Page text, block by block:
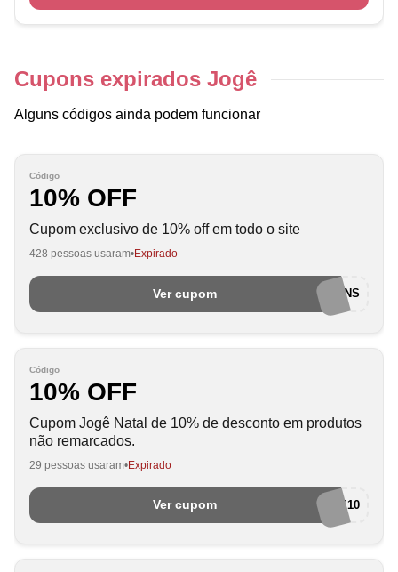
Cupons expirados Jogê
Alguns códigos ainda podem funcionar
Código
10% OFF
Cupom exclusivo de 10% off em todo o site
428 pessoas usaram Expirado
Ver cupom EUAMOCUPONS
Código
10% OFF
Cupom Jogê Natal de 10% de desconto em produtos
não remarcados.
29 pessoas usaram Expirado
Ver cupom JOGE10